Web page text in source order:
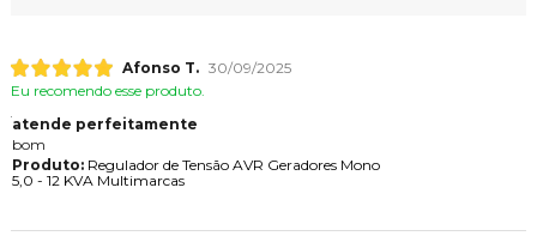
Afonso T. 30/09/2025
Eu recomendo esse produto.
atende perfeitamente
bom
Produto:Regulador de Tensão AVR Geradores Mono
5,0 - 12 KVA Multimarcas